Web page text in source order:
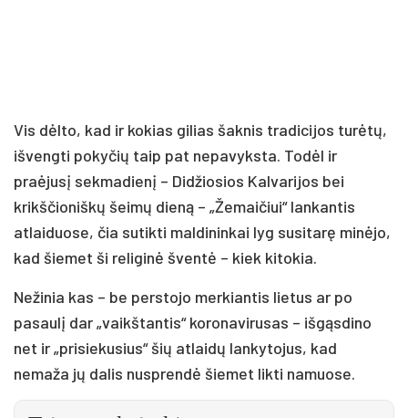
Vis dėlto, kad ir kokias gilias šaknis tradicijos turėtų,
išvengti pokyčių taip pat nepavyksta. Todėl ir
praėjusį sekmadienį – Didžiosios Kalvarijos bei
krikščioniškų šeimų dieną – „Žemaičiui“ lankantis
atlaiduose, čia sutikti maldininkai lyg susitarę minėjo,
kad šiemet ši religinė šventė – kiek kitokia.
Nežinia kas – be perstojo merkiantis lietus ar po
pasaulį dar „vaikštantis“ koronavirusas – išgąsdino
net ir „prisiekusius“ šių atlaidų lankytojus, kad
nemaža jų dalis nusprendė šiemet likti namuose.